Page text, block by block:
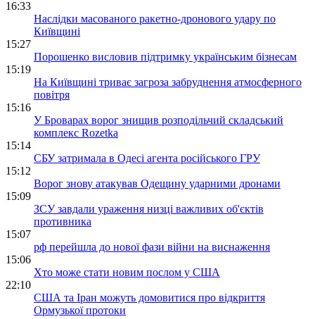
16:33
Наслідки масованого ракетно-дронового удару по
Київщині
15:27
Порошенко висловив підтримку українським бізнесам
15:19
На Київщині триває загроза забруднення атмосферного
повітря
15:16
У Броварах ворог знищив розподільчий складський
комплекс Rozetka
15:14
СБУ затримала в Одесі агента російського ГРУ
15:12
Ворог знову атакував Одещину ударними дронами
15:09
ЗСУ завдали ураження низці важливих об'єктів
противника
15:07
рф перейшла до нової фази війни на виснаження
15:06
Хто може стати новим послом у США
22:10
США та Іран можуть домовитися про відкриття
Ормузької протоки